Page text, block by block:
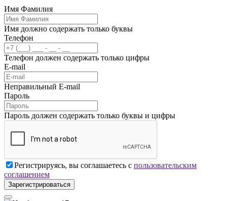
Имя Фамилия
Имя должно содержать только буквы
Телефон
Телефон должен содержать только цифры
E-mail
Неправильный E-mail
Пароль
Пароль должен содержать только буквы и цифры
Регистрируясь, вы соглашаетесь с пользовательским
соглашением
Зарегистрироваться